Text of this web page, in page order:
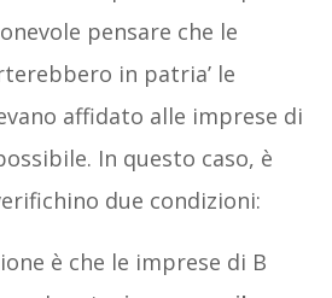
pensare che le
in patria’ le
affidato alle imprese di
In questo caso, è
due condizioni:
è che le imprese di B